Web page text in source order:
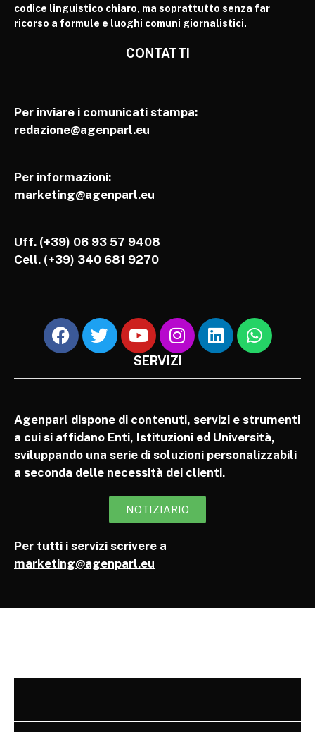
codice linguistico chiaro, ma soprattutto senza far
ricorso a formule e luoghi comuni giornalistici.
CONTATTI
Per inviare i comunicati stampa:
redazione@agenparl.eu
Per informazioni:
marketing@agenparl.eu
Uff. (+39) 06 93 57 9408
Cell. (+39) 340 681 9270
SERVIZI
Agenparl dispone di contenuti, servizi e strumenti
a cui si affidano Enti, Istituzioni ed Università,
sviluppando una serie di soluzioni personalizzabili
a seconda delle necessità dei clienti.
NOTIZIARIO
Per tutti i servizi scrivere a
marketing@agenparl.eu